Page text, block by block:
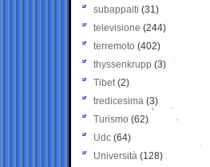
subappalti (31)
televisione(244)
terremoto (402)
thyssenkrupp (3)
Tibet(2)
tredicesima (3)
Turismo (62)
Udc (64)
Università (128)